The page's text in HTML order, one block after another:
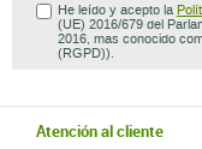
He leído y acepto la
(UE) 2016/679 del
2016, mas conocido
(RGPD)).
Atención al cliente